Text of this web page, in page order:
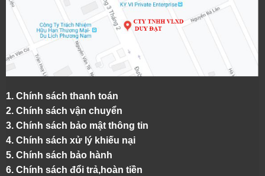
1. Chính sách thanh toán
2. Chính sách vận chuyển
3. Chính sách bảo mật thông tin
4. Chính sách xử lý khiếu nại
5. Chính sách bảo hành
6. Chính sách đổi trả,hoàn tiền